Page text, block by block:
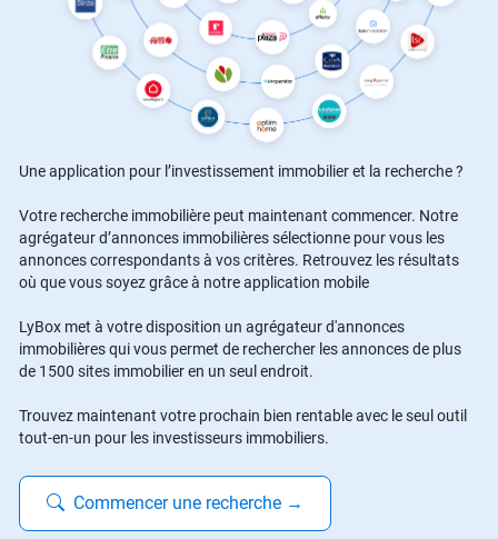
Une application pour l’investissement immobilier et la recherche ?
Votre recherche immobilière peut maintenant commencer. Notre
agrégateur d’annonces immobilières sélectionne pour vous les
annonces correspondants à vos critères. Retrouvez les résultats
où que vous soyez grâce à notre application mobile
LyBox met à votre disposition un agrégateur d'annonces
immobilières qui vous permet de rechercher les annonces de plus
de 1500 sites immobilier en un seul endroit.
Trouvez maintenant votre prochain bien rentable avec le seul outil
tout-en-un pour les investisseurs immobiliers.
Commencer une recherche →